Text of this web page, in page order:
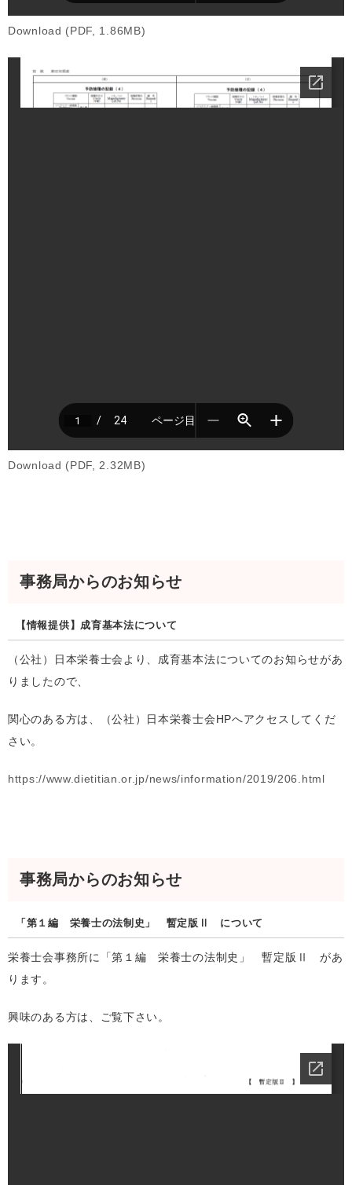
Download (PDF, 1.86MB)
Download (PDF, 2.32MB)
事務局からのお知らせ
【情報提供】成育基本法について
（公社）日本栄養士会より、成育基本法についてのお知らせがあ
りましたので、
関心のある方は、（公社）日本栄養士会HPへアクセスしてくだ
さい。
https://www.dietitian.or.jp/news/information/2019/206.html
事務局からのお知らせ
「第１編 栄養士の法制史」 暫定版Ⅱ について
栄養士会事務所に「第１編 栄養士の法制史」 暫定版Ⅱ があ
ります。
興味のある方は、ご覧下さい。